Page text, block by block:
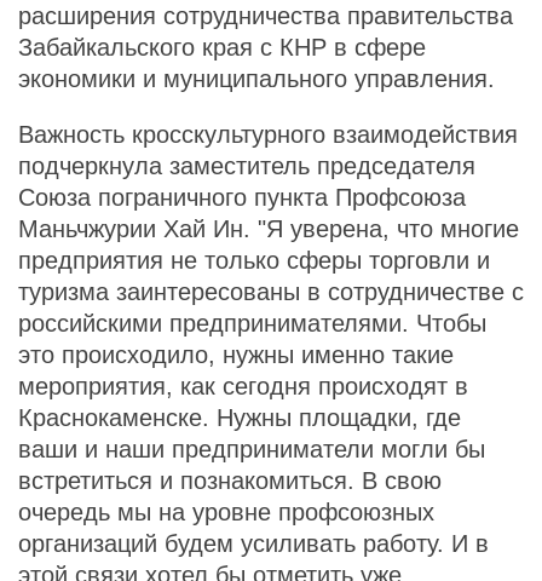
расширения сотрудничества правительства
Забайкальского края с КНР в сфере
экономики и муниципального управления.
Важность кросскультурного взаимодействия
подчеркнула заместитель председателя
Союза пограничного пункта Профсоюза
Маньчжурии Хай Ин. "Я уверена, что многие
предприятия не только сферы торговли и
туризма заинтересованы в сотрудничестве с
российскими предпринимателями. Чтобы
это происходило, нужны именно такие
мероприятия, как сегодня происходят в
Краснокаменске. Нужны площадки, где
ваши и наши предприниматели могли бы
встретиться и познакомиться. В свою
очередь мы на уровне профсоюзных
организаций будем усиливать работу. И в
этой связи хотел бы отметить уже